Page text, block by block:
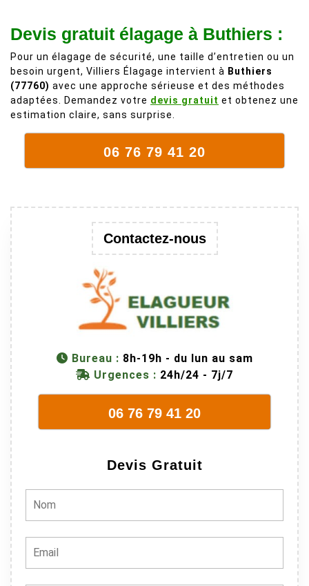
fait plus!
chez les
voisins et
plein de bois
mort. C'est
délicat parce
en identifiant
au passage
une branche
trop lourde et
M Villiers et
son équipes
très bien leur
métier, c'est
juste une
recommando
Devis gratuit élagage à Buthiers :
Pour un élagage de sécurité, une taille d’entretien ou un
besoin urgent, Villiers Élagage intervient à Buthiers
(77760) avec une approche sérieuse et des méthodes
adaptées. Demandez votre devis gratuit et obtenez une
estimation claire, sans surprise.
06 76 79 41 20
Contactez-nous
Bureau : 8h-19h - du lun au sam
Urgences : 24h/24 - 7j/7
06 76 79 41 20
Devis Gratuit